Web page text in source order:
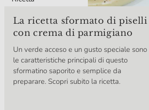
La ricetta sformato di piselli
con crema di parmigiano
Un verde acceso e un gusto speciale sono
le caratteristiche principali di questo
sformatino saporito e semplice da
preparare. Scopri subito la ricetta.